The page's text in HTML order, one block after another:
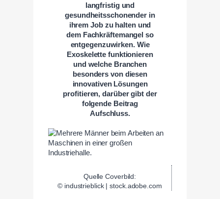
langfristig und
gesundheitsschonender in
ihrem Job zu halten und
dem Fachkräftemangel so
entgegenzuwirken. Wie
Exoskelette funktionieren
und welche Branchen
besonders von diesen
innovativen Lösungen
profitieren, darüber gibt der
folgende Beitrag
Aufschluss.
Quelle Coverbild:
© industrieblick | stock.adobe.com